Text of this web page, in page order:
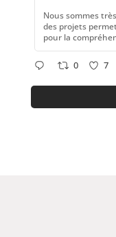
Nous sommes
des projets
pour la
0 7